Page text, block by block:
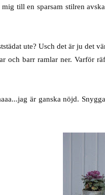
mig till en sparsam stilren
ute? Usch det är ju det
och barr ramlar ner. Varför
är ganska nöjd.